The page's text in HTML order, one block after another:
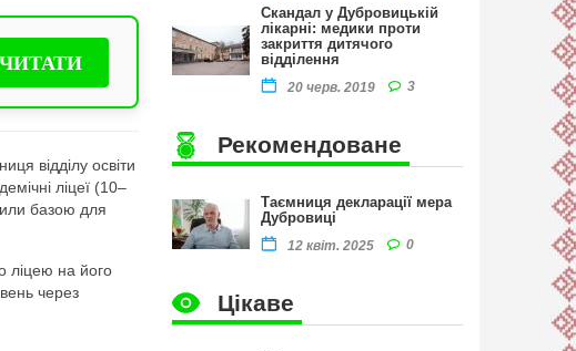
ЧИТАТИ
відділу освіти
ліцеї (10–
базою для
ліцею на його
через
Скандал у Дубровицькій
лікарні: медики проти
закриття дитячого
відділення
20 черв. 2019 3
Рекомендоване
Таємниця декларації мера
Дубровиці
12 квіт. 2025 0
Цікаве